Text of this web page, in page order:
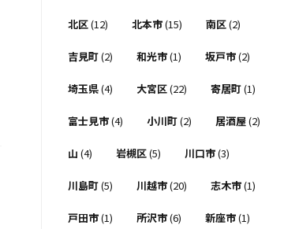
北区(12) 北本市(15) 南区(2)
吉見町(2) 和光市(1) 坂戸市(2)
埼玉県(4) 大宮区(22) 寄居町(1)
富士見市(4) 小川町(2) 居酒屋(2)
山 (4) 岩槻区(5) 川口市(3)
川島町(5) 川越市(20) 志木市(1)
戸田市(1) 所沢市(6) 新座市(1)